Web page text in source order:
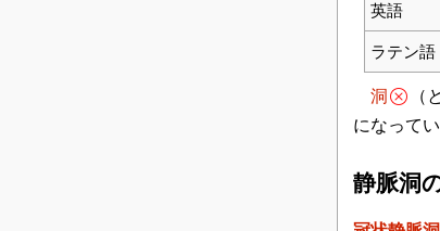
英語
ラテン語
洞
（
になって
静脈洞